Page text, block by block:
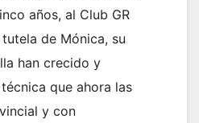
años, al Club GR
de Mónica, su
han crecido y
que ahora las
y con